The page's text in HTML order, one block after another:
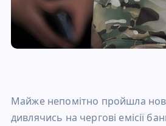
Майже непомітно пройшла
дивлячись на чергові емісії